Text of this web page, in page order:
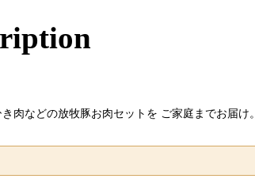
肉などの放牧豚お肉セットを ご家庭までお届け。